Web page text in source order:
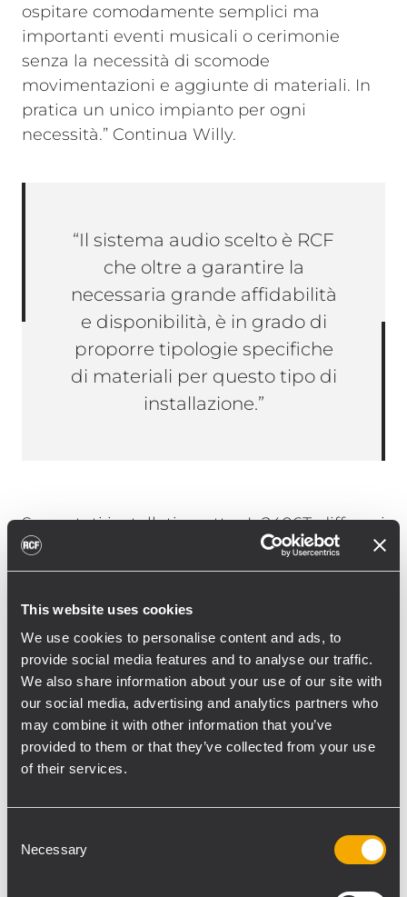
This website uses cookies
We use cookies to personalise content and ads, to
provide social media features and to analyse our traffic.
We also share information about your use of our site with
our social media, advertising and analytics partners who
may combine it with other information that you’ve
provided to them or that they’ve collected from your use
of their services.
Selection
Necessary
ospitare comodamente semplici ma
importanti eventi musicali o cerimonie
senza la necessità di scomode
movimentazioni e aggiunte di materiali. In
pratica un unico impianto per ogni
necessità.” Continua Willy.
“Il sistema audio scelto è RCF
che oltre a garantire la
necessaria grande affidabilità
e disponibilità, è in grado di
proporre tipologie specifiche
di materiali per questo tipo di
installazione.”
Sono stati installati quattro L 2406T, diffusori
a colonna a 3 vie full-range compatti a
direttività controllata. Grazie a una
musicale fino a 126 dB di pressione SPL
massima, è la scelta ideale per quelle
installazioni fisse nelle quali l’acustica
difficile dell’ambiente o i vincoli
architettonici vincolano le dimensioni e le
posizioni dei diffusori. In occasione di
frequenze, sono disponibili due subwoofer S
5012 con woofer da 12” posizionati a terra
lateralmente al margine del presbiterio.